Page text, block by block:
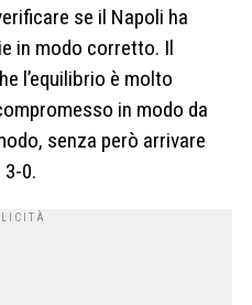
se il Napoli ha
in modo corretto. Il
l’equilibrio è molto
in modo da
senza però arrivare
0.